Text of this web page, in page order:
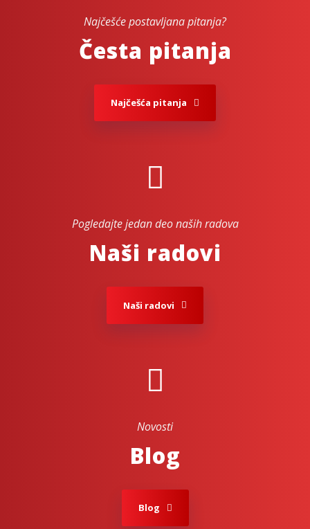
Najčešće postavljana pitanja?
Česta pitanja
Najčešća pitanja
Pogledajte jedan deo naših radova
Naši radovi
Naši radovi
Novosti
Blog
Blog